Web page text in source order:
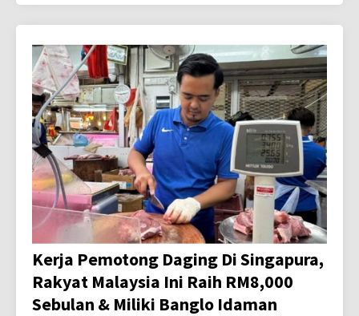
Kerja Pemotong Daging Di Singapura,
Rakyat Malaysia Ini Raih RM8,000
Sebulan & Miliki Banglo Idaman